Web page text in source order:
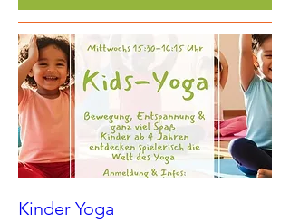
Kinder Yoga